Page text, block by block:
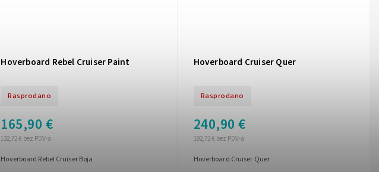
Hoverboard Rebel Cruiser Paint
Rasprodano
132,72 € bez PDV-a
165,90 €
Hoverboard Rebel Cruiser Boja
Hoverboard Cruiser Quer
Rasprodano
192,72 € bez PDV-a
240,90 €
Hoverboard Cruiser Quer